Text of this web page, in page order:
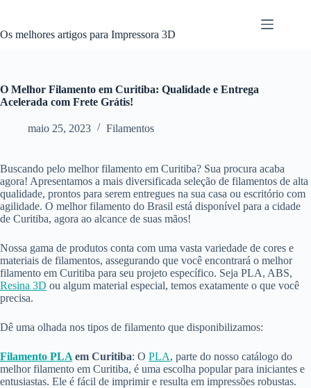
o
Os melhores artigos para Impressora 3D
O Melhor Filamento em Curitiba: Qualidade e Entrega
Acelerada com Frete Grátis!
maio 25, 2023 Filamentos
Buscando pelo melhor filamento em Curitiba? Sua procura acaba
agora! Apresentamos a mais diversificada seleção de filamentos de alta
qualidade, prontos para serem entregues na sua casa ou escritório com
agilidade. O melhor filamento do Brasil está disponível para a cidade
de Curitiba, agora ao alcance de suas mãos!
Nossa gama de produtos conta com uma vasta variedade de cores e
materiais de filamentos, assegurando que você encontrará o melhor
filamento em Curitiba para seu projeto específico. Seja PLA, ABS,
Resina 3D ou algum material especial, temos exatamente o que você
precisa.
Dê uma olhada nos tipos de filamento que disponibilizamos:
Filamento PLA em Curitiba: O PLA, parte do nosso catálogo do
melhor filamento em Curitiba, é uma escolha popular para iniciantes e
entusiastas. Ele é fácil de imprimir e resulta em impressões robustas.